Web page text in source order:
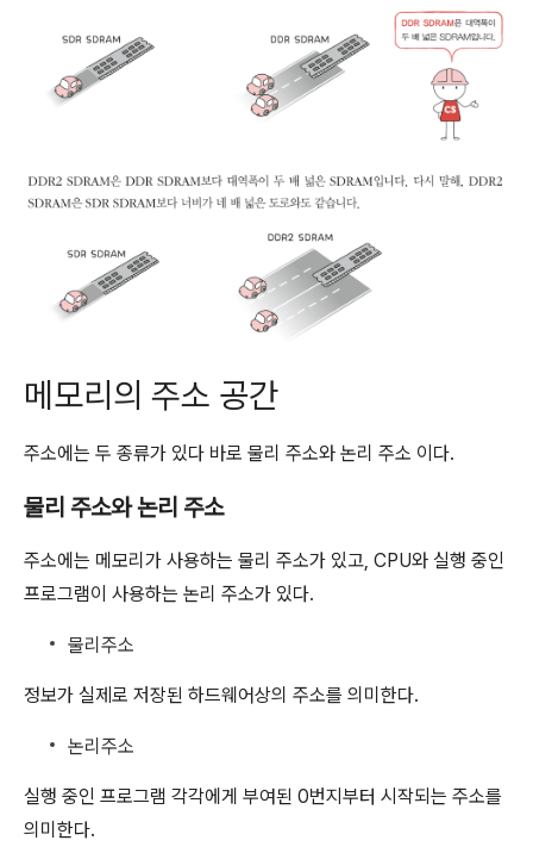
메모리의 주소 공간
주소에는 두 종류가 있다 바로 물리 주소와 논리 주소 이다.
물리 주소와 논리 주소
주소에는 메모리가 사용하는 물리 주소가 있고, CPU와 실행 중인
프로그램이 사용하는 논리 주소가 있다.
물리주소
정보가 실제로 저장된 하드웨어상의 주소를 의미한다.
논리주소
실행 중인 프로그램 각각에게 부여된 0번지부터 시작되는 주소를
의미한다.